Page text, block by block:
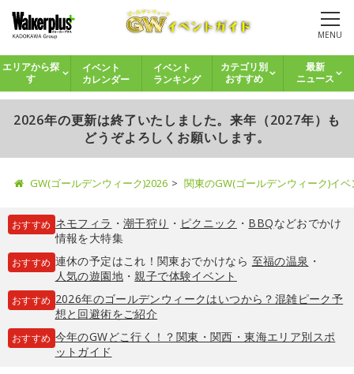
MENU
エリアから探
す
イベント
カレンダー
イベント
ランキング
カテゴリ別
おすすめ
最新
ニュース
2026年の更新は終了いたしました。来年（2027年）も
どうぞよろしくお願いします。
GW(ゴールデンウィーク)2026 関東のGW(ゴールデンウィーク)イ
おすすめ ネモフィラ ・ 潮干狩り ・ ピクニック ・ BBQなどおでかけ
情報を大特集
おすすめ 連休の予定はこれ！関東おでかけなら 至福の温泉 ・
人気の遊園地・親子で体験イベント
おすすめ 2026年のゴールデンウィークはいつから？混雑ピーク予
想と回避術をご紹介
おすすめ 今年のGWどこ行く！？関東・関西・東海エリア別スポ
ットガイド